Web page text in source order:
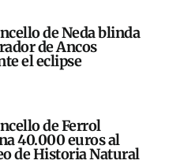
de Neda blinda
de Ancos
el eclipse
de Ferrol
40.000 euros al
de Historia Natural